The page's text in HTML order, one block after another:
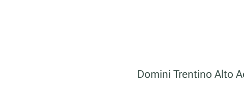
Domini Trentino Alto